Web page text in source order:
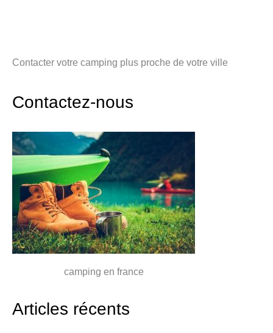
Contacter votre camping plus proche de votre ville
Contactez-nous
camping en france
Articles récents